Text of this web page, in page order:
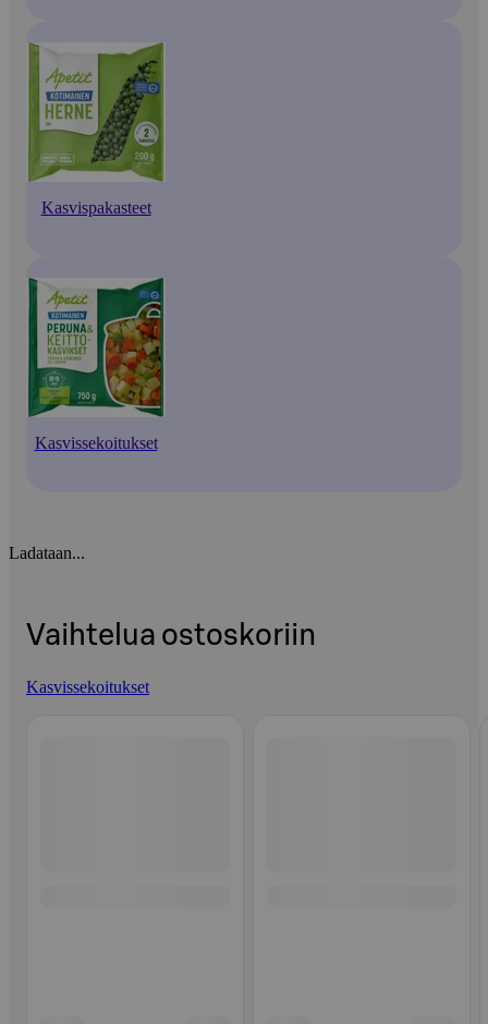
Kasvispakasteet
Kasvissekoitukset
Ladataan...
Vaihtelua ostoskoriin
Kasvissekoitukset